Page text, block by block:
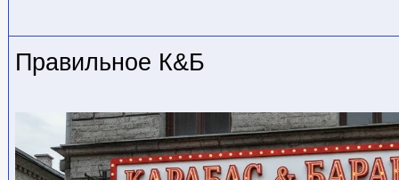
Правильное К&Б